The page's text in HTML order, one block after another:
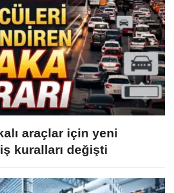
araçlar için yeni
kuralları değişti